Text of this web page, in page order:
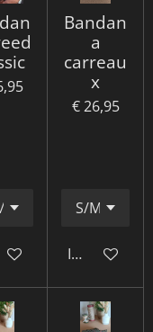
mij op de hoogte
Bandan
a
carreau
x
€ 26,95
In